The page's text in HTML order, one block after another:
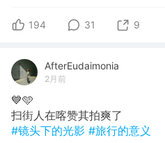
194 31 9
AfterEudaimonia
2月前
💙🩵
扫街人在喀赞其拍爽了
#镜头下的光影 #旅行的意义